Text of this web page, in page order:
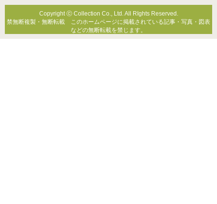
Copyright ⓒ Collection Co., Ltd. All RIghts Reserved.
禁無断複製・無断転載 このホームページに掲載されている記事・写真・図表
などの無断転載を禁じます。